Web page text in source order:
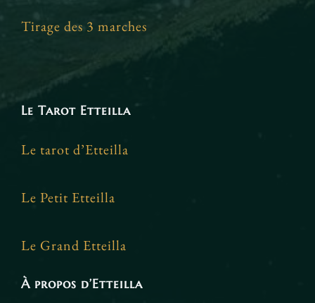
Tirage des 3 marches
Le Tarot Etteilla
Le tarot d’Etteilla
Le Petit Etteilla
Le Grand Etteilla
À propos d’Etteilla